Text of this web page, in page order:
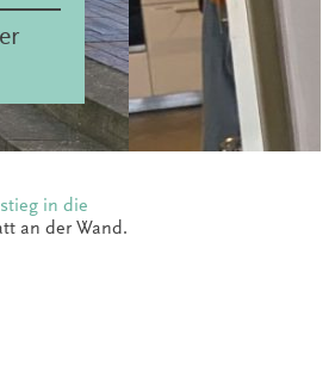
in die
an der Wand.